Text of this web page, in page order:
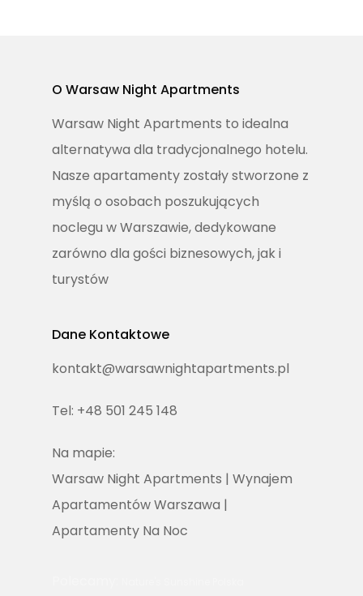
O Warsaw Night Apartments
Warsaw Night Apartments to idealna
alternatywa dla tradycjonalnego hotelu.
Nasze apartamenty zostały stworzone z
myślą o osobach poszukujących
noclegu w Warszawie, dedykowane
zarówno dla gości biznesowych, jak i
turystów
Dane Kontaktowe
kontakt@warsawnightapartments.pl
Tel: +48 501 245 148
Na mapie:
Warsaw Night Apartments | Wynajem
Apartamentów Warszawa |
Apartamenty Na Noc